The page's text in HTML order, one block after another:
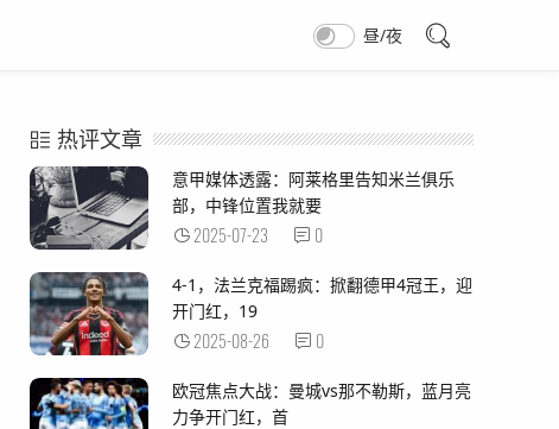
昼/夜
热评文章
意甲媒体透露：阿莱格里告知米兰俱乐
部，中锋位置我就要
2025-07-23 0
4-1，法兰克福踢疯：掀翻德甲4冠王，迎
开门红，19
2025-08-26 0
欧冠焦点大战：曼城vs那不勒斯，蓝月亮
力争开门红，首